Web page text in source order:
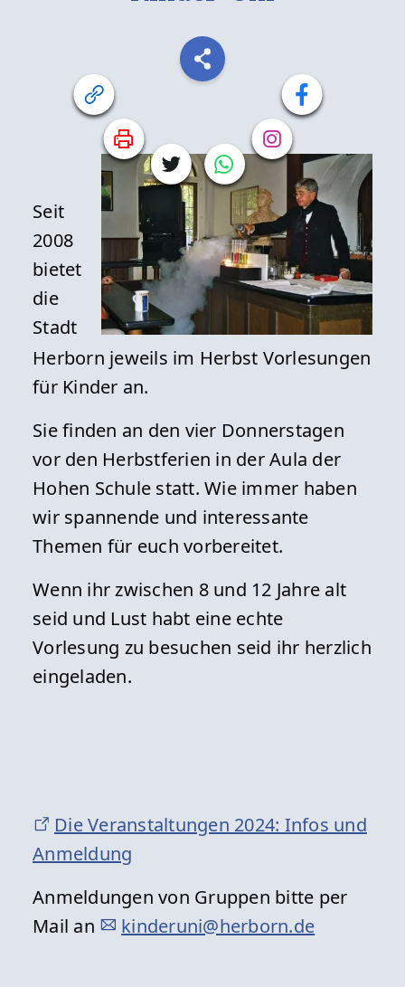
Seit
2008
bietet
die
Stadt
Herborn jeweils im Herbst Vorlesungen
für Kinder an.
Sie finden an den vier Donnerstagen
vor den Herbstferien in der Aula der
Hohen Schule statt. Wie immer haben
wir spannende und interessante
Themen für euch vorbereitet.
Wenn ihr zwischen 8 und 12 Jahre alt
seid und Lust habt eine echte
Vorlesung zu besuchen seid ihr herzlich
eingeladen.
Die Veranstaltungen 2024: Infos und
Anmeldung
Anmeldungen von Gruppen bitte per
Mail an
kinderuni@herborn.de